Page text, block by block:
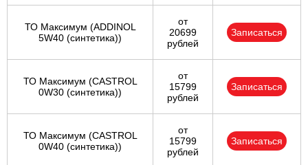
ТО Максимум (ADDINOL
5W40 (синтетика))
от
20699
рублей
Записаться
ТО Максимум (CASTROL
0W30 (синтетика))
от
15799
рублей
Записаться
ТО Максимум (CASTROL
0W40 (синтетика))
от
15799
рублей
Записаться